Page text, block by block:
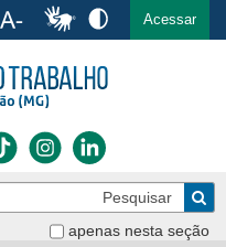
Ir para a busca Ir para o rodapé
Acessar
apenas nesta seção